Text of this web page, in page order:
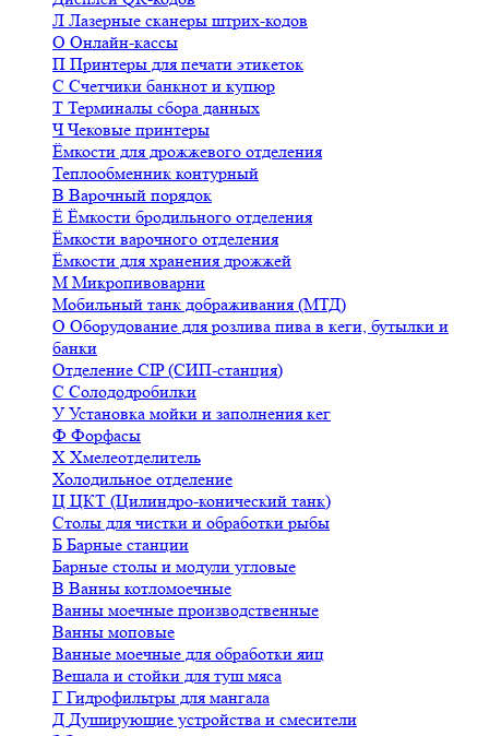
Л Лазерные сканеры штрих-кодов
О Онлайн-кассы
П Принтеры для печати этикеток
С Счетчики банкнот и купюр
Т Терминалы сбора данных
ЧЧековые принтеры
Ёмкости для дрожжевого отделения
Теплообменник контурный
В Варочный порядок
Ё Ёмкости бродильного отделения
Ёмкости варочного отделения
Ёмкости для хранения дрожжей
М Микропивоварни
Мобильный танк дображивания (МТД)
О Оборудование для розлива пива в кеги, бутылки и
банки
Отделение CIP (СИП-станция)
С Солододробилки
У Установка мойки и заполнения кег
Ф Форфасы
Х Хмелеотделитель
Холодильное отделение
Ц ЦКТ (Цилиндро-конический танк)
Столы для чистки и обработки рыбы
Б Барные станции
Барные столы и модули угловые
В Ванны котломоечные
Ванны моечные производственные
Ванны моповые
Ванные моечные для обработки яиц
Вешала и стойки для туш мяса
Г Гидрофильтры для мангала
Д Душирующие устройства и смесители